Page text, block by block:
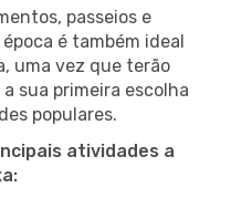
passeios e
é também ideal
uma vez que terão
sua primeira escolha
populares.
atividades a